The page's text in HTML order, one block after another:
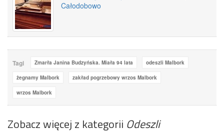
Całodobowo
Tagi Zmarła Janina Budzyńska. Miała 94 lata odeszli Malbork
żegnamy Malbork zakład pogrzebowy wrzos Malbork
wrzos Malbork
Zobacz więcej z kategorii Odeszli